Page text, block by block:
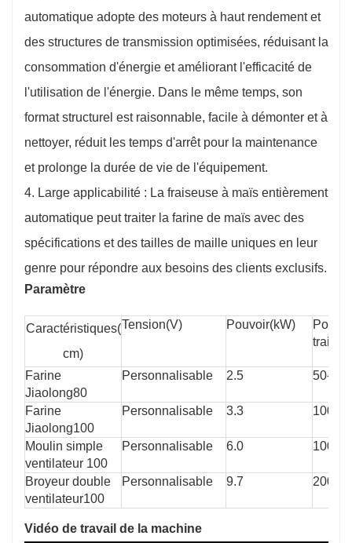
automatique adopte des moteurs à haut rendement et
des structures de transmission optimisées, réduisant la
consommation d'énergie et améliorant l'efficacité de
l'utilisation de l'énergie. Dans le même temps, son
format structurel est raisonnable, facile à démonter et à
nettoyer, réduit les temps d'arrêt pour la maintenance
et prolonge la durée de vie de l'équipement.
4. Large applicabilité : La fraiseuse à maïs entièrement
automatique peut traiter la farine de maïs avec des
spécifications et des tailles de maille uniques en leur
genre pour répondre aux besoins des clients exclusifs.
Paramètre
Caractéristiques(
cm)
Tension(V) Pouvoir(kW)
Poids
Farine
Jiaolong80
Personnalisable 2.5 50-60
Farine
Jiaolong100
Personnalisable 3.3 100
Moulin simple
ventilateur 100
Personnalisable 6.0 100
Broyeur double
ventilateur100
Personnalisable 9.7 200
Vidéo de travail de la machine